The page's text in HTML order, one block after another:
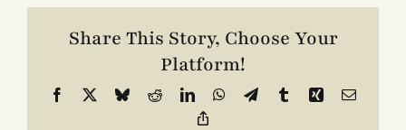
Contacto
Share This Story, Choose Your
Platform!
Facebook BlueskyRedditLinkedInWhatsApp
TelegramTumblrXing Email